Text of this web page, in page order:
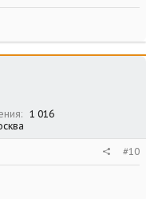
1 016
#10